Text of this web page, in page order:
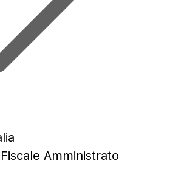
Amministrato